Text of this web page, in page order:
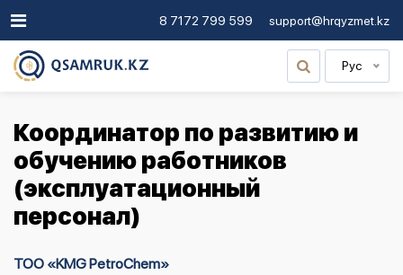
8 7172 799 599 support@hrqyzmet.kz
Рус
Координатор по развитию и
обучению работников
(эксплуатационный
персонал)
ТОО «KMG PetroChem»